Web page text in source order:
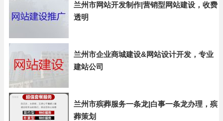
兰州市网站开发制作|营销型网站建设，收费
透明
兰州市企业商城建设&网站设计开发，专业
建站公司
兰州市殡葬服务一条龙|白事一条龙办理，殡
葬策划